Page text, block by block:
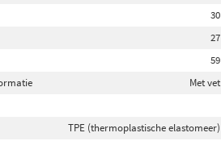
30
27
59
Met vet
TPE (thermoplastische elastomeer)